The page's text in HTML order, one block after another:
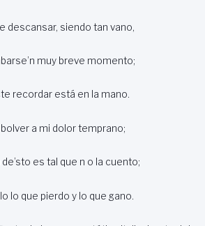
descansar, siendo tan vano,
muy breve momento;
recordar está en la mano.
bolver a mi dolor temprano;
de’sto es tal que n o la cuento;
lo que pierdo y lo que gano.